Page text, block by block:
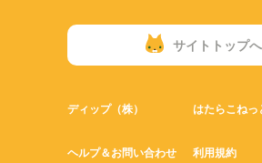
サイトトップへ
ディップ（株） はたらこねっ
ヘルプ＆お問い合わせ 利用規約